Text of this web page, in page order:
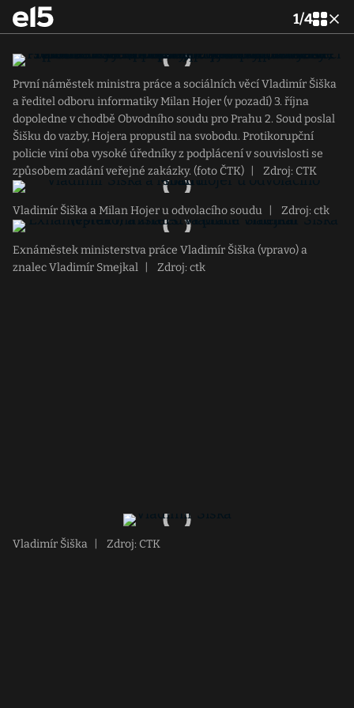
1/4
První náměstek ministra práce a sociálních věcí Vladimír Šiška
a ředitel odboru informatiky Milan Hojer (v pozadí) 3. října
dopoledne v chodbě Obvodního soudu pro Prahu 2. Soud poslal
Šišku do vazby, Hojera propustil na svobodu. Protikorupční
policie viní oba vysoké úředníky z podplácení v souvislosti se
způsobem zadání veřejné zakázky. (foto ČTK)
Zdroj: CTK
Vladimír Šiška a Milan Hojer u odvolacího soudu Zdroj: ctk
Exnáměstek ministerstva práce Vladimír Šiška (vpravo) a
znalec Vladimír Smejkal
Zdroj: ctk
Vladimír Šiška Zdroj: CTK